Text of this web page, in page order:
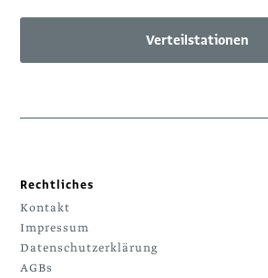
Verteilstationen
Rechtliches
Kontakt
Impressum
Datenschutzerklärung
AGBs